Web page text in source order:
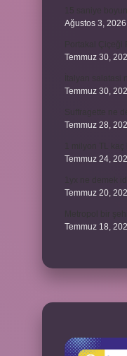
Ağustos 3, 2026
Temmuz 30,
Temmuz 30,
Temmuz 28,
Temmuz 24,
Temmuz 20,
Temmuz 18,